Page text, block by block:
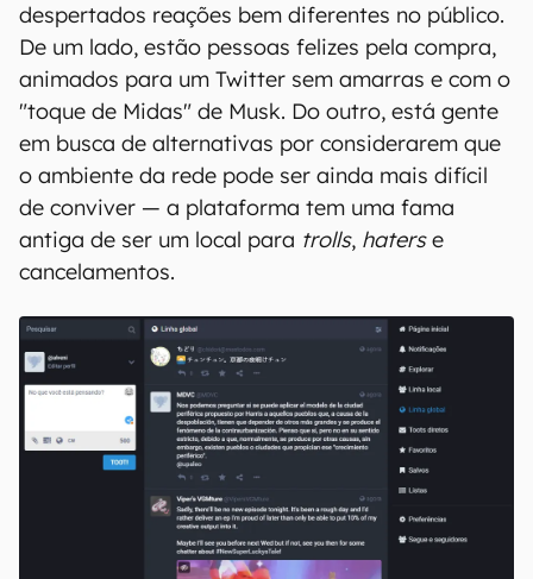
despertados reações bem diferentes no público.
De um lado, estão pessoas felizes pela compra,
animados para um Twitter sem amarras e com o
"toque de Midas" de Musk. Do outro, está gente
em busca de alternativas por considerarem que
o ambiente da rede pode ser ainda mais difícil
de conviver — a plataforma tem uma fama
antiga de ser um local para trolls, haterse
cancelamentos.